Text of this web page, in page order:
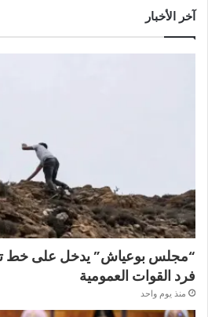
آخر الأخبار
“مجلس بوعياش” يدخل على خط
فرد القوات العمومية
منذ يوم واحد